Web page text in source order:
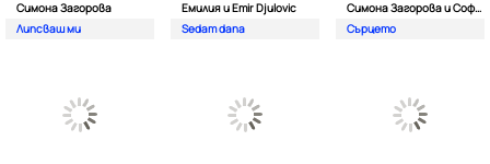
Симона Загорова
Липсваш ми
Емилия и Emir Djulovic
Sedam dana
Симона Загорова и Софи Маринова
Сърцето